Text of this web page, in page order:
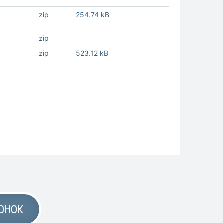
zip 254.74 kB
zip
zip
523.12 kB